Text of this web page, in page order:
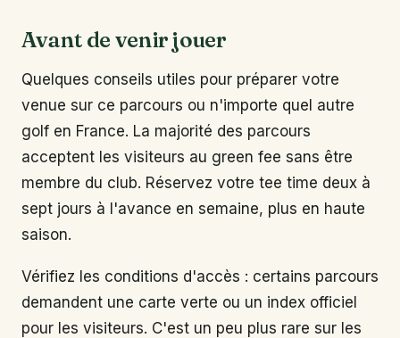
Avant de venir jouer
Quelques conseils utiles pour préparer votre
venue sur ce parcours ou n'importe quel autre
golf en France. La majorité des parcours
acceptent les visiteurs au green fee sans être
membre du club. Réservez votre tee time deux à
sept jours à l'avance en semaine, plus en haute
saison.
Vérifiez les conditions d'accès : certains parcours
demandent une carte verte ou un index officiel
pour les visiteurs. C'est un peu plus rare sur les